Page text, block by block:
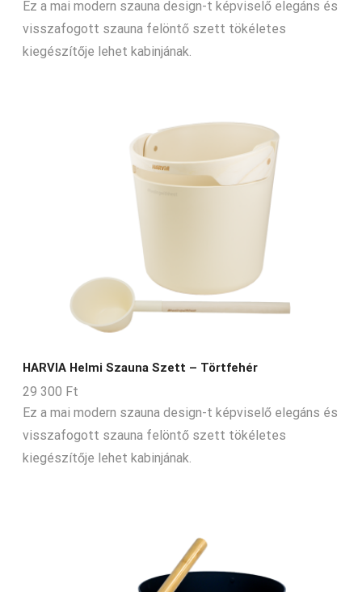
Ez a mai modern szauna design-t képviselő elegáns és
visszafogott szauna felöntő szett tökéletes
kiegészítője lehet kabinjának.
HARVIA Helmi Szauna Szett – Törtfehér
29 300 Ft
Ez a mai modern szauna design-t képviselő elegáns és
visszafogott szauna felöntő szett tökéletes
kiegészítője lehet kabinjának.